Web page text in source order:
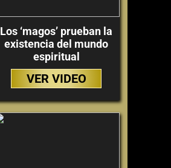
Los ‘magos’ prueban la
existencia del mundo
espiritual
VER VIDEO